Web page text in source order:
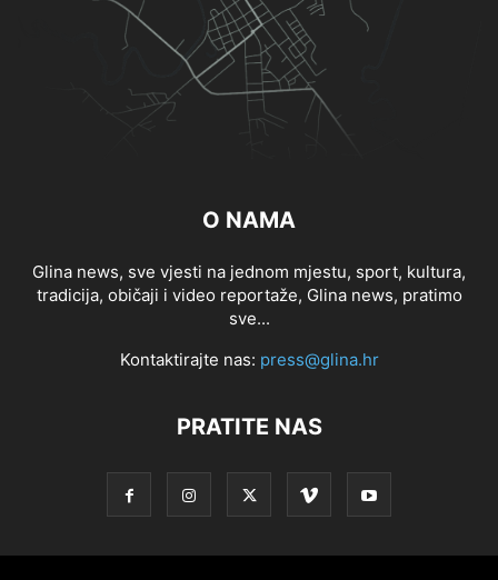
O NAMA
Glina news, sve vjesti na jednom mjestu, sport, kultura,
tradicija, običaji i video reportaže, Glina news, pratimo
sve...
Kontaktirajte nas: press@glina.hr
PRATITE NAS